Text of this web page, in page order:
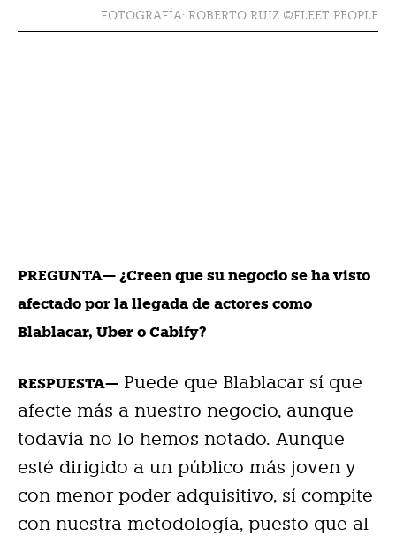
FOTOGRAFÍA: ROBERTO RUIZ ©FLEET PEOPLE
PREGUNTA— ¿Creen que su negocio se ha visto
afectado por la llegada de actores como
Blablacar, Uber o Cabify?
RESPUESTA— Puede que Blablacar sí que
afecte más a nuestro negocio, aunque
todavía no lo hemos notado. Aunque
esté dirigido a un público más joven y
con menor poder adquisitivo, sí compite
con nuestra metodología, puesto que al